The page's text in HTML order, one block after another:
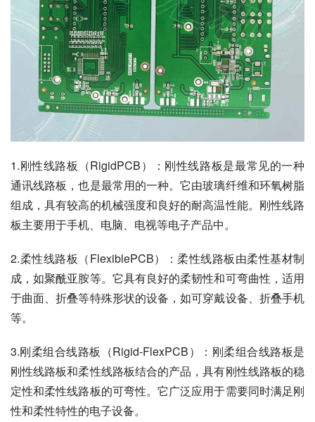
1.刚性线路板（RigidPCB）：刚性线路板是最常见的一种
通讯线路板，也是最常用的一种。它由玻璃纤维和环氧树脂
组成，具有较高的机械强度和良好的耐高温性能。刚性线路
板主要用于手机、电脑、电视等电子产品中。
2.柔性线路板（FlexiblePCB）：柔性线路板由柔性基材制
成，如聚酰亚胺等。它具有良好的柔韧性和可弯曲性，适用
于曲面、折叠等特殊形状的设备，如可穿戴设备、折叠手机
等。
3.刚柔组合线路板（Rigid-FlexPCB）：刚柔组合线路板是
刚性线路板和柔性线路板结合的产品，具有刚性线路板的稳
定性和柔性线路板的可弯性。它广泛应用于需要同时满足刚
性和柔性特性的电子设备。